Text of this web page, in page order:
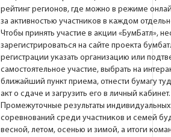
рейтинг регионов, где можно в режиме
за активностью участников в каждом
Чтобы принять участие в акции «БумБатл»,
зарегистрироваться на сайте проекта
регистрации указать организацию или
самостоятельное участие, выбрать на
ближайший пункт приема, отнести бумагу
акт о сдаче и загрузить его в личный кабинет.
Промежуточные результаты индивидуальных
соревнований среди участников и семей
весной, летом, осенью и зимой, а итоги